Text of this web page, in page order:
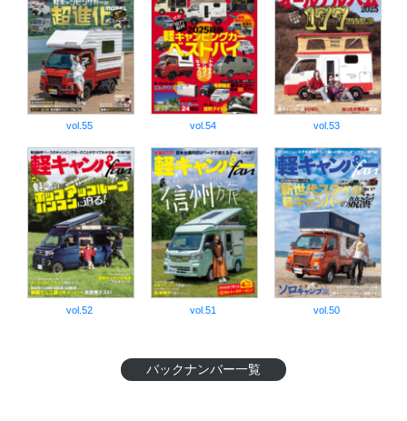
vol.55 vol.54 vol.53
vol.52 vol.51 vol.50
バックナンバー一覧